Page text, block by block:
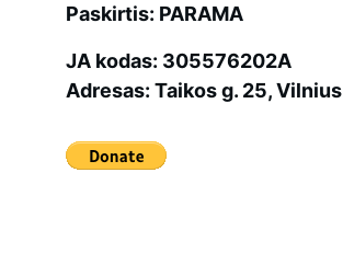
Paskirtis: PARAMA
JA kodas: 305576202A
Adresas: Taikos g. 25, Vilnius